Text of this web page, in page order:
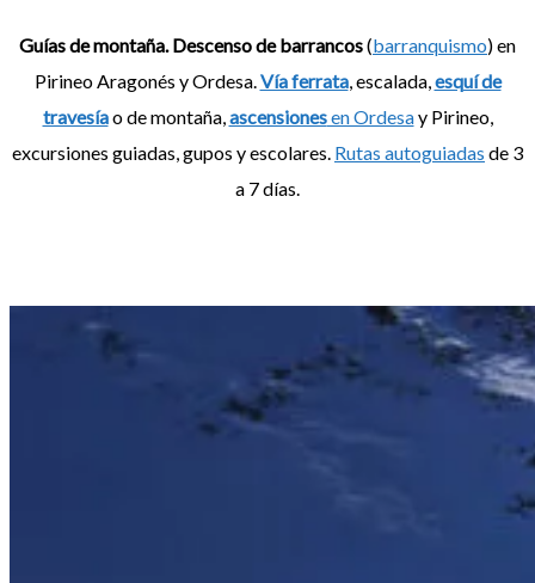
Guías de montaña. Descenso de barrancos(barranquismo) en
Pirineo Aragonés y Ordesa. Vía ferrata, escalada, esquí de
travesíao de montaña, ascensionesen Ordesay Pirineo,
excursiones guiadas, gupos y escolares. Rutas autoguiadas de 3
a 7 días.